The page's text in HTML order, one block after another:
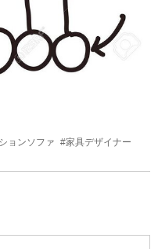
ョンソファ #家具デザイナー